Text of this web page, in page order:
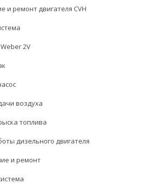
и ремонт двигателя CVH
2V
воздуха
топлива
дизельного двигателя
и ремонт